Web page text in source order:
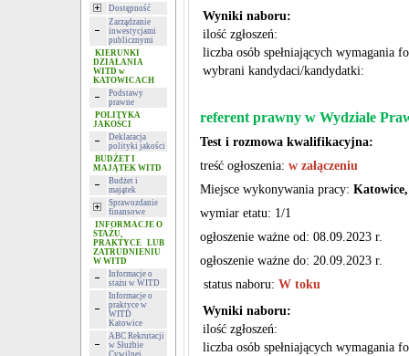
Dostępność
Zarządzanie
inwestycjami
publicznymi
KIERUNKI
DZIAŁANIA
WITD w
KATOWICACH
Podstawy
prawne
POLITYKA
JAKOŚCI
Deklaracja
polityki jakości
BUDŻET I
MAJĄTEK WITD
Budżet i
majątek
Sprawozdanie
finansowe
INFORMACJE O
STAŻU,
PRAKTYCE LUB
ZATRUDNIENIU
W WITD
Informacje o
stażu w WITD
Informacje o
praktyce w
WITD
Katowice
ABC Rekrutacji
w Służbie
Cywilnej
Wyniki naboru:
ilość zgłoszeń:
liczba osób spełniających wymagania
wybrani kandydaci/kandydatki:
referent prawny w Wydziale
Test i rozmowa kwalifikacyjna:
treść ogłoszenia: w załączeniu
Miejsce wykonywania pracy:
wymiar etatu: 1/1
ogłoszenie ważne od: 08.09.2023 r.
ogłoszenie ważne do: 20.09.2023 r.
status naboru: W toku
Wyniki naboru:
ilość zgłoszeń:
liczba osób spełniających wymagania